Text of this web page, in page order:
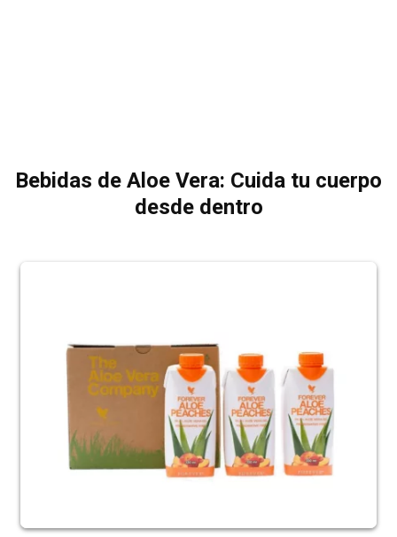
Bebidas de Aloe Vera: Cuida tu cuerpo
desde dentro